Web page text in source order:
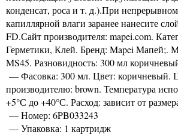
конденсат, роса и т. д.).При
капиллярной влаги заранее нанесите
FD.Сайт производителя: mapei.com.
Герметики, Клей. Бренд: Mapei Mапей;.
MS45. Разновидность: 300 мл
— Фасовка: 300 мл. Цвет: коричневый.
производителю: brown. Температура
+5°С до +40°С. Расход: зависит от
— Номер: 6PB033243
— Упаковка: 1 картридж